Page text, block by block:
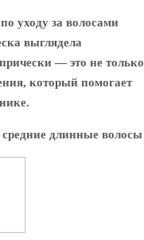
уходу за волосами
выглядела
— это не только
который помогает